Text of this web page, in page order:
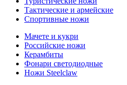
Тактические и армейские
Спортивные ножи
Мачете и кукри
Российские ножи
Керамбиты
Фонари светодиодные
Ножи Steelclaw